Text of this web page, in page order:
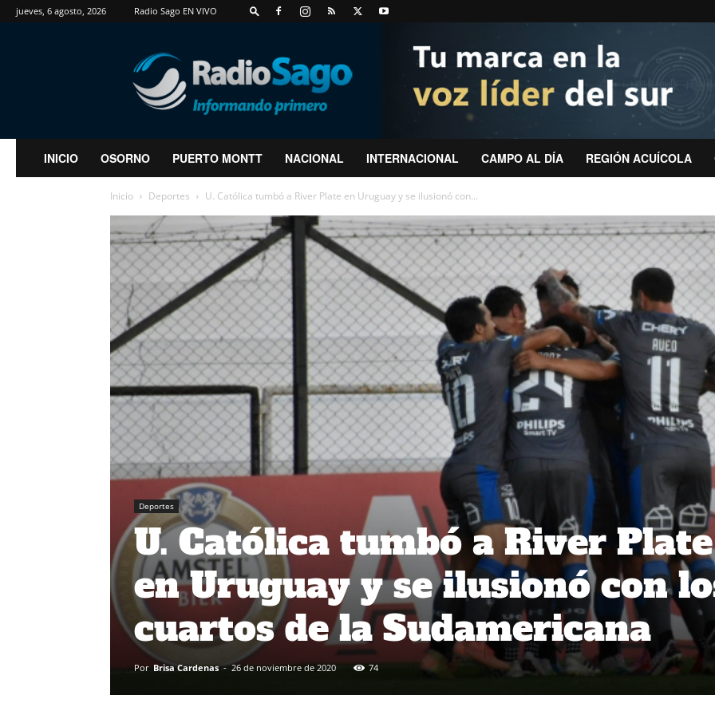
jueves, 6 agosto, 2026 Radio Sago EN VIVO
RadioSago
INICIO OSORNO PUERTO MONTT NACIONAL INTERNACIONAL CAMPO AL DÍA REGIÓN ACUÍCOLA
Inicio Deportes U. Católica tumbó a River Plate en Uruguay y se ilusionó con...
Deportes
U. Católica tumbó a River Plate
en Uruguay y se ilusionó con
cuartos de la Sudamericana
Por Brisa Cardenas - 26 de noviembre de 2020 74